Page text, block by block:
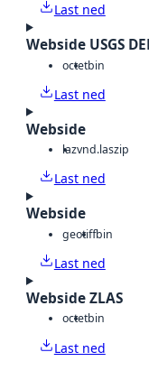
Last ned
Webside USGS
octetbin
Last ned
Webside
lazvnd.laszip
Last ned
Webside
geotiffbin
Last ned
Webside ZLAS
octetbin
Last ned